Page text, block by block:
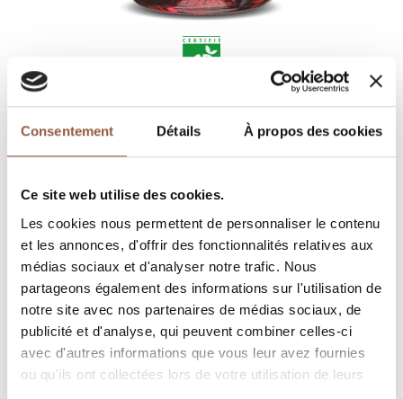
Consentement Détails À propos des cookies
Ce site web utilise des cookies.
Les cookies nous permettent de personnaliser le contenu
et les annonces, d'offrir des fonctionnalités relatives aux
médias sociaux et d'analyser notre trafic. Nous
partageons également des informations sur l'utilisation de
notre site avec nos partenaires de médias sociaux, de
publicité et d'analyse, qui peuvent combiner celles-ci
avec d'autres informations que vous leur avez fournies
ou qu'ils ont collectées lors de votre utilisation de leurs
services.
OÙ TROUVEZ NOS VINS
FICHE TECHNIQUE
PROPOSER CE VIN À LA VENTE
DESCRIPTION
Rouge